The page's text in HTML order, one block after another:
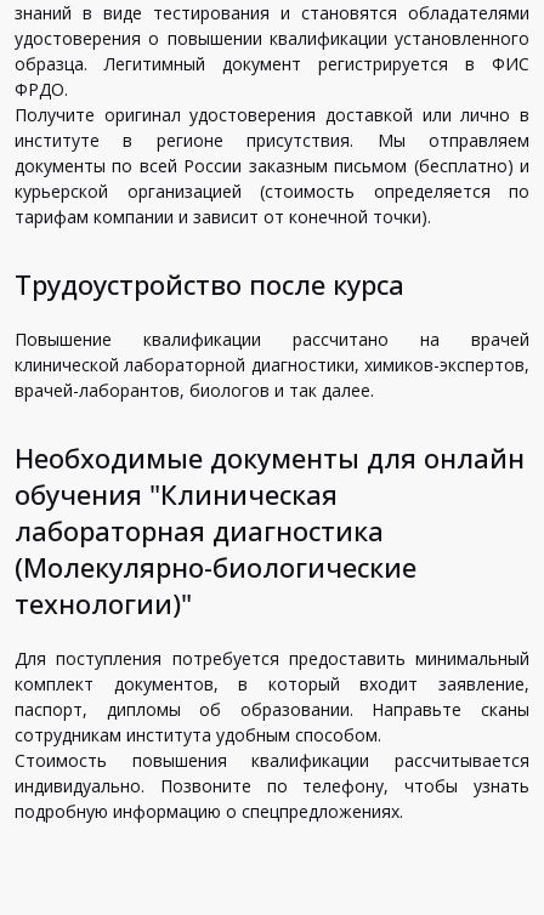
знаний в виде тестирования и становятся обладателями
удостоверения о повышении квалификации установленного
образца. Легитимный документ регистрируется в ФИС
ФРДО.
Получите оригинал удостоверения доставкой или лично в
институте в регионе присутствия. Мы отправляем
документы по всей России заказным письмом (бесплатно) и
курьерской организацией (стоимость определяется по
тарифам компании и зависит от конечной точки).
Трудоустройство после курса
Повышение квалификации рассчитано на врачей
клинической лабораторной диагностики, химиков-экспертов,
врачей-лаборантов, биологов и так далее.
Необходимые документы для онлайн
обучения "Клиническая
лабораторная диагностика
(Молекулярно-биологические
технологии)"
Для поступления потребуется предоставить минимальный
комплект документов, в который входит заявление,
паспорт, дипломы об образовании. Направьте сканы
сотрудникам института удобным способом.
Стоимость повышения квалификации рассчитывается
индивидуально. Позвоните по телефону, чтобы узнать
подробную информацию о спецпредложениях.